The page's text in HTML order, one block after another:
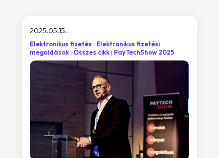
2025.05.15.
Elektronikus fizetés
Elektronikus fizetési
megoldások
Összes cikk PayTechShow 2025